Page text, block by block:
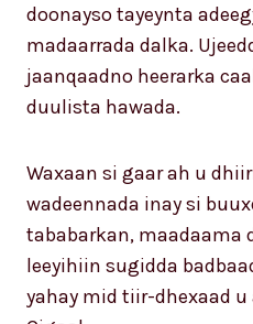
doonayso tayeynta
madaarrada dalka.
jaanqaadno heerarka
duulista hawada.
Waxaan si gaar ah u
wadeennada inay si
tababarkan, maadaama
leeyihiin sugidda
yahay mid tiir-dhexaad